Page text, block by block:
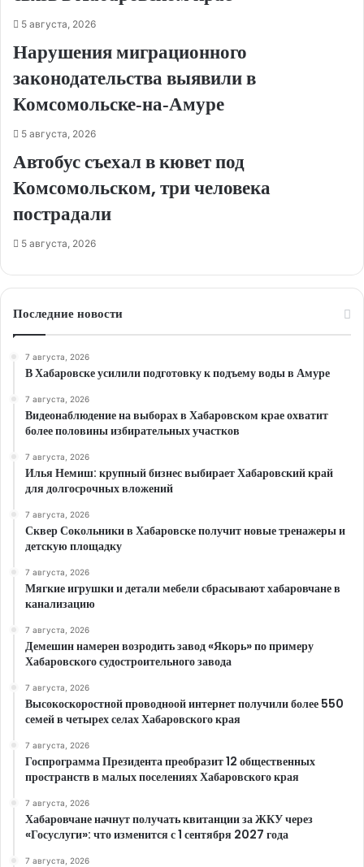
5 августа, 2026
Нарушения миграционного
законодательства выявили в
Комсомольске‑на‑Амуре
5 августа, 2026
Автобус съехал в кювет под
Комсомольском, три человека
пострадали
5 августа, 2026
Последние новости
7 августа, 2026
В Хабаровске усилили подготовку к подъему воды в Амуре
7 августа, 2026
Видеонаблюдение на выборах в Хабаровском крае охватит
более половины избирательных участков
7 августа, 2026
Илья Немиш: крупный бизнес выбирает Хабаровский край
для долгосрочных вложений
7 августа, 2026
Сквер Сокольники в Хабаровске получит новые тренажеры и
детскую площадку
7 августа, 2026
Мягкие игрушки и детали мебели сбрасывают хабаровчане в
канализацию
7 августа, 2026
Демешин намерен возродить завод «Якорь» по примеру
Хабаровского судостроительного завода
7 августа, 2026
Высокоскоростной проводноой интернет получили более 550
семей в четырех селах Хабаровского края
7 августа, 2026
Госпрограмма Президента преобразит 12 общественных
пространств в малых поселениях Хабаровского края
7 августа, 2026
Хабаровчане начнут получать квитанции за ЖКУ через
«Госуслуги»: что изменится с 1 сентября 2027 года
7 августа, 2026